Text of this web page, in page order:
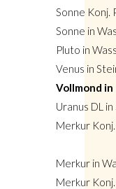
Sonne Konj.
Sonne in
Pluto in
Venus in
Vollmond in
Uranus DL
Merkur
Merkur in
Merkur